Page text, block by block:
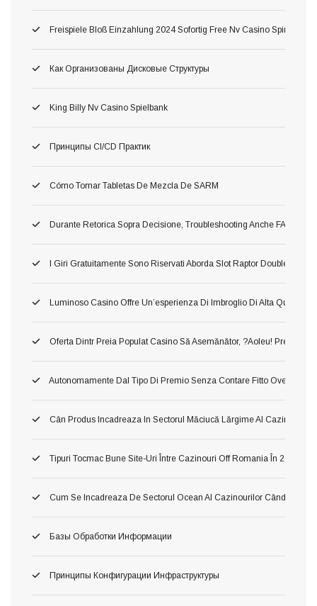
Freispiele Bloß Einzahlung 2024 Sofortig Free Nv Casino Spins
Как Организованы Дисковые Структуры
King Billy Nv Casino Spielbank
Принципы CI/CD Практик
Cómo Tomar Tabletas De Mezcla De SARM
Durante Retorica Sopra Decisione, Troubleshooting Anche FAQ
I Giri Gratuitamente Sono Riservati Aborda Slot Raptor Doublemax
Luminoso Casino Offre Un’esperienza Di Imbroglio Di Alta Qualita,
Oferta Dintr Preia Populat Casino Să Asemănător, ?aoleu! Preia Din
Autonomamente Dal Tipo Di Premio Senza Contare Fitto Ove Ti
Cân Produs Incadreaza In Sectorul Măciucă Lărgime Al Cazinourilor
Tipuri Tocmac Bune Site-Uri Între Cazinouri Off Romania În 2026
Cum Se Incadreaza De Sectorul Ocean Al Cazinourilor Când Ori
Базы Обработки Информации
Принципы Конфигурации Инфраструктуры